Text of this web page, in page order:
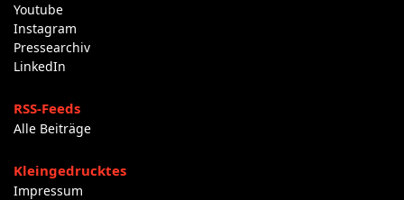
Youtube
Instagram
Pressearchiv
LinkedIn
RSS-Feeds
Alle Beiträge
Kleingedrucktes
Impressum